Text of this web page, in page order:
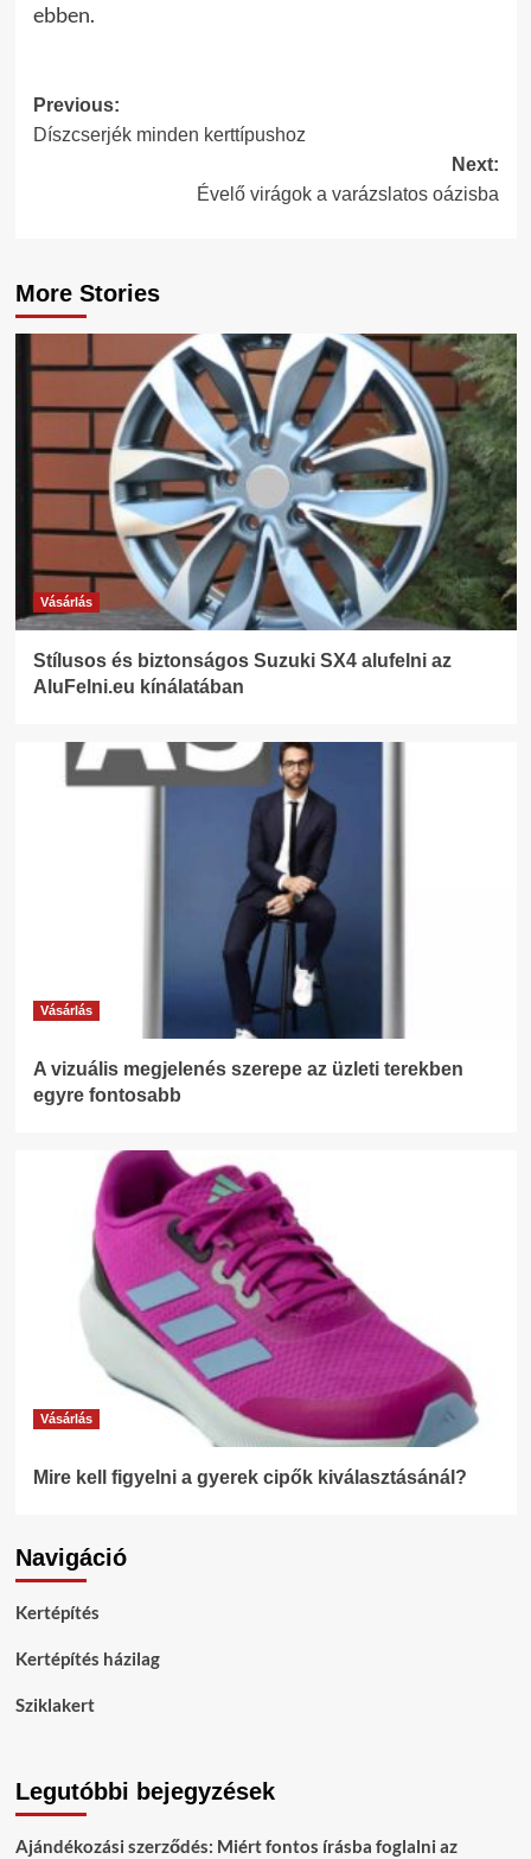
ebben.
Post
navigation
Previous:
Díszcserjék minden kerttípushoz
Next:
Évelő virágok a varázslatos oázisba
More Stories
Vásárlás
Stílusos és biztonságos Suzuki SX4 alufelni az
AluFelni.eu kínálatában
Vásárlás
A vizuális megjelenés szerepe az üzleti terekben
egyre fontosabb
Vásárlás
Mire kell figyelni a gyerek cipők kiválasztásánál?
Navigáció
Kertépítés
Kertépítés házilag
Sziklakert
Legutóbbi bejegyzések
Ajándékozási szerződés: Miért fontos írásba foglalni az